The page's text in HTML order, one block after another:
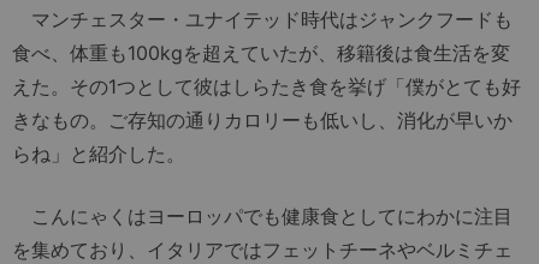
マンチェスター・ユナイテッド時代はジャンクフードも
食べ、体重も100kgを超えていたが、移籍後は食生活を変
えた。その1つとして彼はしらたき食を挙げ「僕がとても好
きなもの。ご存知の通りカロリーも低いし、消化が早いか
らね」と紹介した。
こんにゃくはヨーロッパでも健康食としてにわかに注目
を集めており、イタリアではフェットチーネやベルミチェ